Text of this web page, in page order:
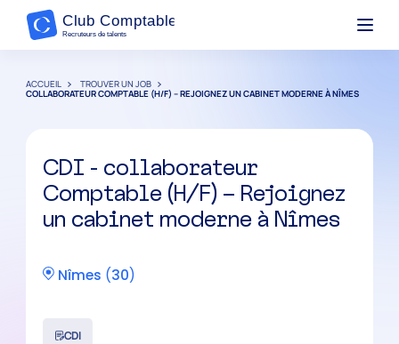
ACCUEIL
TROUVER UN JOB
COLLABORATEUR COMPTABLE (H/F) – REJOIGNEZ UN CABINET MODERNE À NÎMES
CDI - collaborateur
Comptable (H/F) – Rejoignez
un cabinet moderne à Nîmes
Nîmes (30)
CDI